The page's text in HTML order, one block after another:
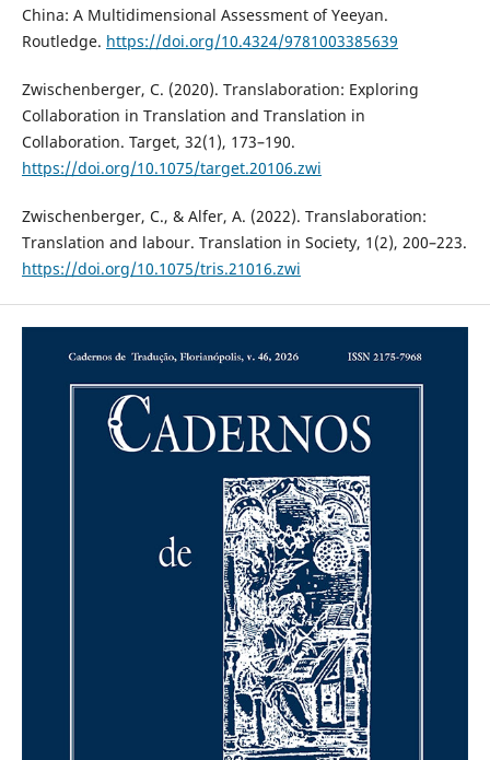
China: A Multidimensional Assessment of Yeeyan.
Routledge. https://doi.org/10.4324/9781003385639
Zwischenberger, C. (2020). Translaboration: Exploring
Collaboration in Translation and Translation in
Collaboration. Target, 32(1), 173–190.
https://doi.org/10.1075/target.20106.zwi
Zwischenberger, C., & Alfer, A. (2022). Translaboration:
Translation and labour. Translation in Society, 1(2), 200–223.
https://doi.org/10.1075/tris.21016.zwi